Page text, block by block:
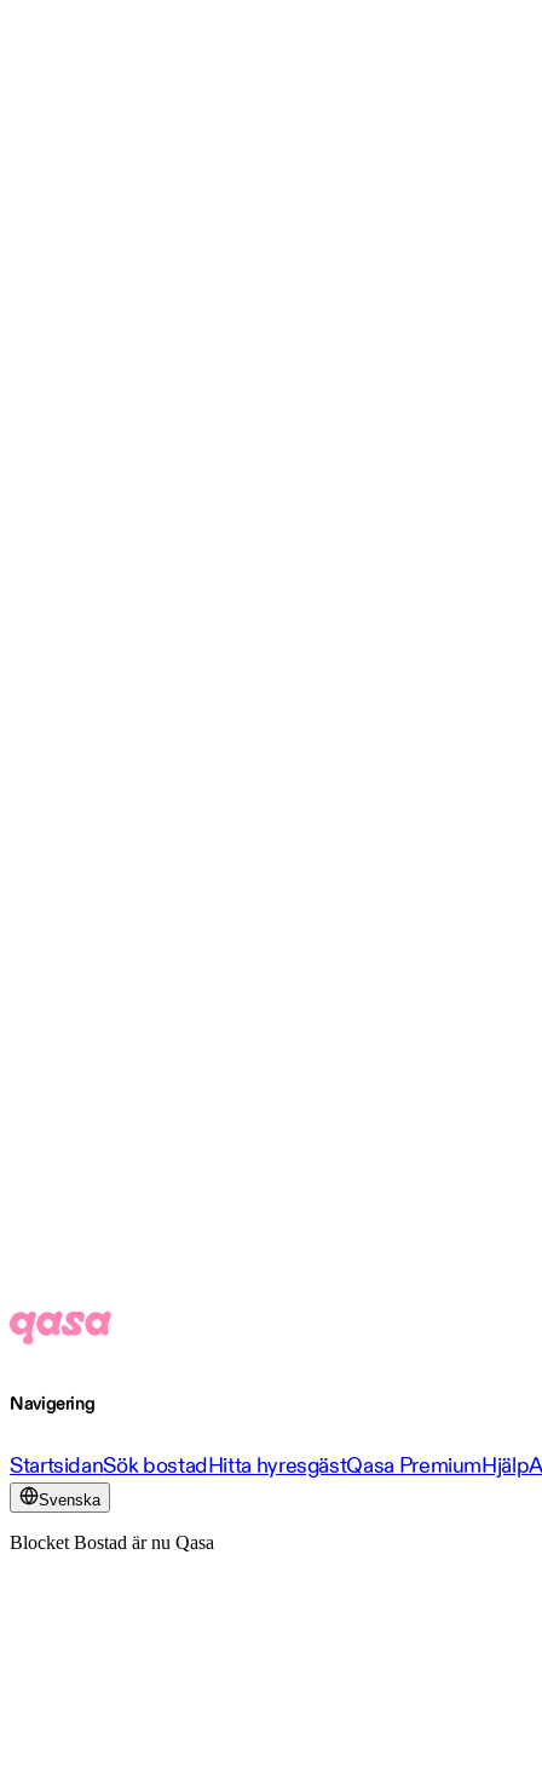
Navigering
StartsidanSök bostadHitta hyresgästQasa PremiumHjälp
Svenska
Blocket Bostad är nu Qasa